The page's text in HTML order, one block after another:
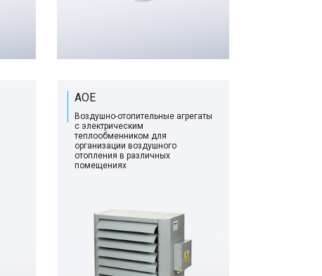
AOE
Воздушно-отопительные агрегаты
с электрическим
теплообменником для
организации воздушного
отопления в различных
помещениях